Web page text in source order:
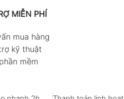
MIỄN PHÍ
mua hàng
kỹ thuật
mềm